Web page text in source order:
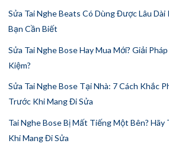
Sửa Tai Nghe Beats Có Dùng Được Lâu
Bạn Cần Biết
Sửa Tai Nghe Bose Hay Mua Mới? Giải
Kiệm?
Sửa Tai Nghe Bose Tại Nhà: 7 Cách Khắc
Trước Khi Mang Đi Sửa
Tai Nghe Bose Bị Mất Tiếng Một Bên?
Khi Mang Đi Sửa